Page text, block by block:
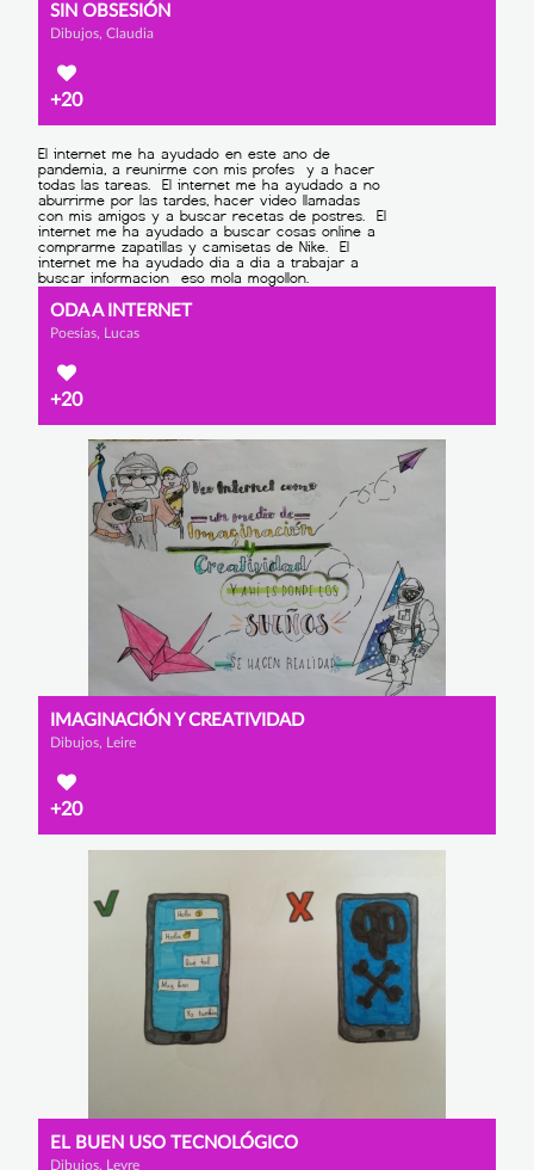
SIN OBSESIÓN
Dibujos, Claudia
+20
ODA A INTERNET
Poesías, Lucas
+20
IMAGINACIÓN Y CREATIVIDAD
Dibujos, Leire
+20
EL BUEN USO TECNOLÓGICO
Dibujos, Leyre